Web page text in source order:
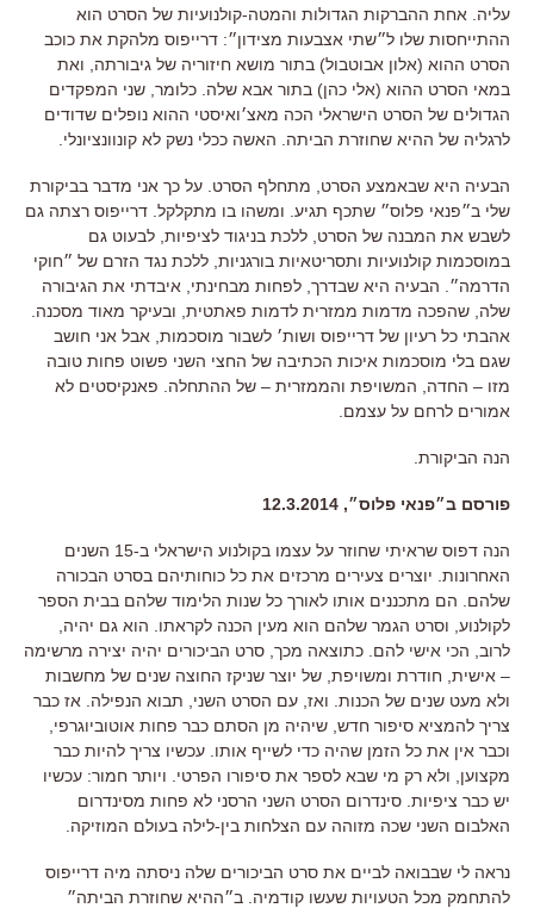
עליה. אחת ההברקות הגדולות והמטה-קולנועיות של הסרט הוא
ההתייחסות שלו ל״שתי אצבעות מצידון״: דרייפוס מלהקת את כוכב
הסרט ההוא (אלון אבוטבול) בתור מושא חיזוריה של גיבורתה, ואת
במאי הסרט ההוא (אלי כהן) בתור אבא שלה. כלומר, שני המפקדים
הגדולים של הסרט הישראלי הכה מאצ׳ואיסטי ההוא נופלים שדודים
לרגליה של ההיא שחוזרת הביתה. האשה ככלי נשק לא קונוונציונלי.
הבעיה היא שבאמצע הסרט, מתחלף הסרט. על כך אני מדבר בביקורת
שלי ב״פנאי פלוס״ שתכף תגיע. ומשהו בו מתקלקל. דרייפוס רצתה גם
לשבש את המבנה של הסרט, ללכת בניגוד לציפיות, לבעוט גם
במוסכמות קולנועיות ותסריטאיות בורגניות, ללכת נגד הזרם של ״חוקי
הדרמה״. הבעיה היא שבדרך, לפחות מבחינתי, איבדתי את הגיבורה
שלה, שהפכה מדמות ממזרית לדמות פאתטית, ובעיקר מאוד מסכנה.
אהבתי כל רעיון של דרייפוס ושות׳ לשבור מוסכמות, אבל אני חושב
שגם בלי מוסכמות איכות הכתיבה של החצי השני פשוט פחות טובה
מזו – החדה, המשויפת והממזרית – של ההתחלה. פאנקיסטים לא
אמורים לרחם על עצמם.
הנה הביקורת.
פורסם ב״פנאי פלוס״, 12.3.2014
הנה דפוס שראיתי שחוזר על עצמו בקולנוע הישראלי ב-15 השנים
האחרונות. יוצרים צעירים מרכזים את כל כוחותיהם בסרט הבכורה
שלהם. הם מתכננים אותו לאורך כל שנות הלימוד שלהם בבית הספר
לקולנוע, וסרט הגמר שלהם הוא מעין הכנה לקראתו. הוא גם יהיה,
לרוב, הכי אישי להם. כתוצאה מכך, סרט הביכורים יהיה יצירה מרשימה
– אישית, חודרת ומשויפת, של יוצר שניקז החוצה שנים של מחשבות
ולא מעט שנים של הכנות. ואז, עם הסרט השני, תבוא הנפילה. אז כבר
צריך להמציא סיפור חדש, שיהיה מן הסתם כבר פחות אוטוביוגרפי,
וכבר אין את כל הזמן שהיה כדי לשייף אותו. עכשיו צריך להיות כבר
מקצוען, ולא רק מי שבא לספר את סיפורו הפרטי. ויותר חמור: עכשיו
יש כבר ציפיות. סינדרום הסרט השני הרסני לא פחות מסינדרום
האלבום השני שכה מזוהה עם הצלחות בין-לילה בעולם המוזיקה.
נראה לי שבבואה לביים את סרט הביכורים שלה ניסתה מיה דרייפוס
להתחמק מכל הטעויות שעשו קודמיה. ב״ההיא שחוזרת הביתה״